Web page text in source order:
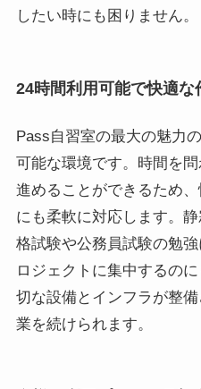
したい時にも困りません。
24時間利用可能で快適な
Pass自習室の最大の魅力
可能な環境です。時間を
進めることができるため
にも柔軟に対応します。
格試験や公務員試験の勉
ロジェクトに集中するの
切な設備とインフラが整
業を続けられます。